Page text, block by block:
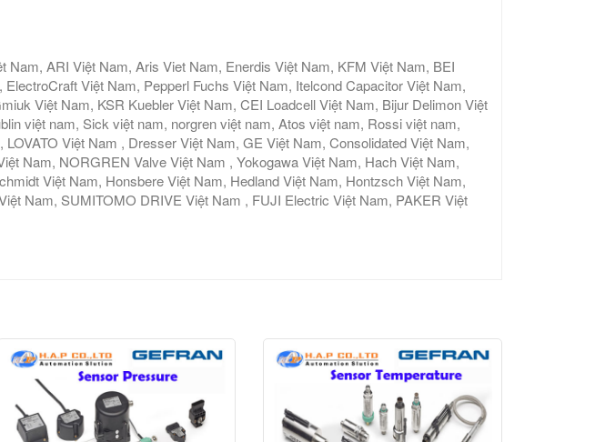
Nam, ARI Việt Nam, Aris Viet Nam, Enerdis Việt Nam, KFM Việt Nam, BEI
Việt Nam, Pepperl Fuchs Việt Nam, Itelcond Capacitor Việt Nam,
Việt Nam, KSR Kuebler Việt Nam, CEI Loadcell Việt Nam, Bijur Delimon Việt
việt nam, Sick việt nam, norgren việt nam, Atos việt nam, Rossi việt nam,
Việt Nam , Dresser Việt Nam, GE Việt Nam, Consolidated Việt Nam,
Nam, NORGREN Valve Việt Nam , Yokogawa Việt Nam, Hach Việt Nam,
Việt Nam, Honsbere Việt Nam, Hedland Việt Nam, Hontzsch Việt Nam,
Nam, SUMITOMO DRIVE Việt Nam , FUJI Electric Việt Nam, PAKER Việt